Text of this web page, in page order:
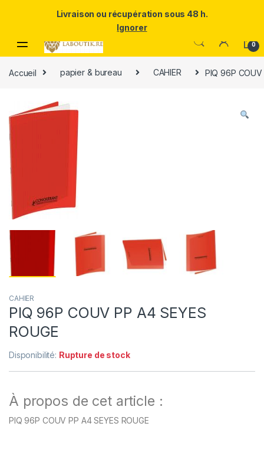
puissance et l'élégance du Samsung Galaxy S25 Ultra à prix réduit.
0
Accueil papier & bureau CAHIER PIQ 96P COUV
CAHIER
PIQ 96P COUV PP A4 SEYES
ROUGE
Disponibilité: Rupture de stock
À propos de cet article :
PIQ 96P COUV PP A4 SEYES ROUGE
Livraison ou récupération sous 48 h.
Ignorer